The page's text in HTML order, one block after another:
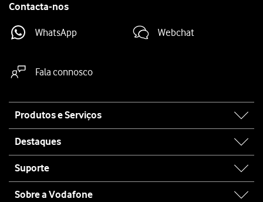
Contacta-nos
WhatsApp Webchat
Fala connosco
map
Produtos e Serviços
Destaques
Suporte
Sobre a Vodafone